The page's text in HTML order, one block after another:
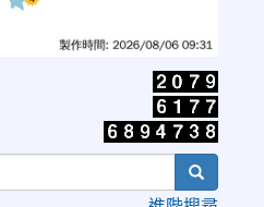
C/W/OBS_UVI.html
search